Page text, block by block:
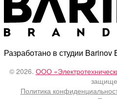
Разработано в студии Barinov
© 2026. ООО
Политика